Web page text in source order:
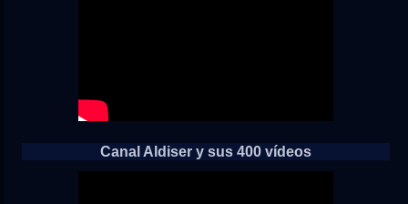
Canal Aldiser y sus 400 vídeos